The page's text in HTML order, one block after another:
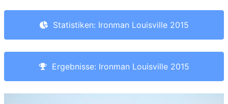
Statistiken: Ironman Louisville 2015
Ergebnisse: Ironman Louisville 2015